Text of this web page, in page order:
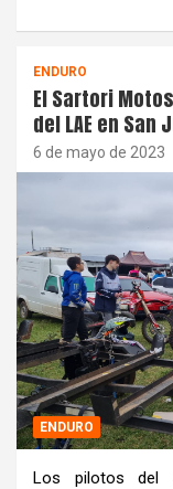
ENDURO
El Sartori
del LAE en San
6 de mayo de 2023
ENDURO
Los pilotos del